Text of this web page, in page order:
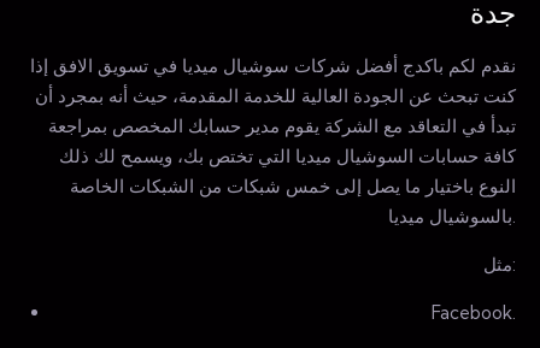
جدة
نقدم لكم باكدج أفضل شركات سوشيال ميديا في تسويق الافق إذا
كنت تبحث عن الجودة العالية للخدمة المقدمة، حيث أنه بمجرد أن
تبدأ في التعاقد مع الشركة يقوم مدير حسابك المخصص بمراجعة
كافة حسابات السوشيال ميديا التي تختص بك، ويسمح لك ذلك
النوع باختيار ما يصل إلى خمس شبكات من الشبكات الخاصة
بالسوشيال ميديا.
مثل:
Facebook.